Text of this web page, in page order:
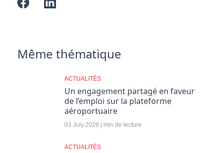
Même thématique
ACTUALITÉS
Un engagement partagé en faveur
de l’emploi sur la plateforme
aéroportuaire
03 July 2026 | min de lecture
ACTUALITÉS